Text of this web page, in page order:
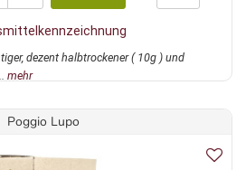
dezent halbtrockener ( 10g ) und
mehr
Poggio Lupo